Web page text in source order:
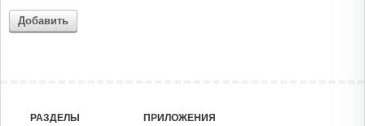
Добавить
РАЗДЕЛЫ ПРИЛОЖЕНИЯ